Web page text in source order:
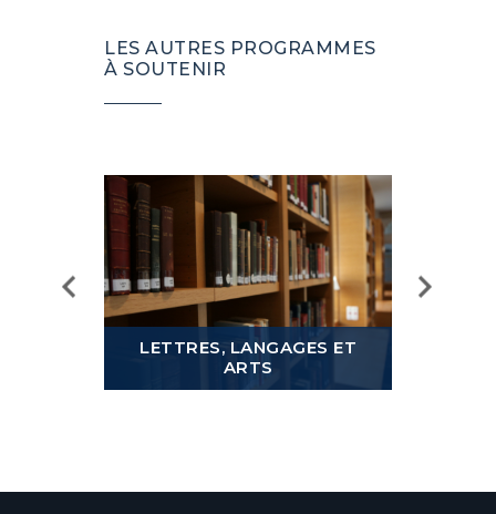
LES AUTRES PROGRAMMES
À SOUTENIR
LETTRES, LANGAGES ET
ARTS